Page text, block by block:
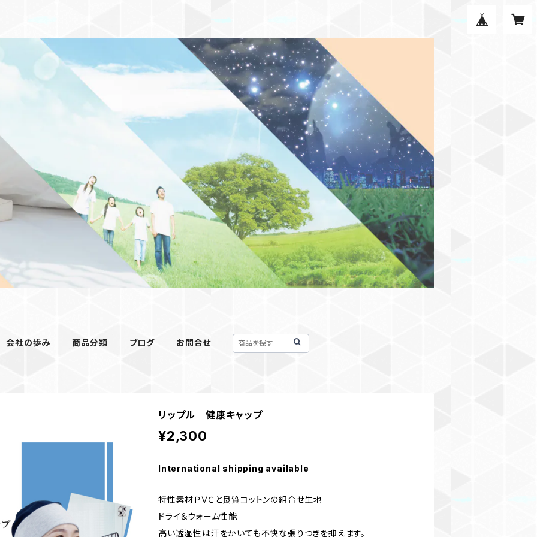
会社の歩み 商品分類 ブログ お問合せ
リップル 健康キャップ
¥2,300
International shipping available
特性素材ＰＶＣと良質コットンの組合せ生地
ドライ＆ウォーム性能
高い透湿性は汗をかいても不快な張りつきを抑えます。